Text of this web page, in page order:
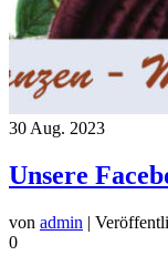
30 Aug. 2023
Unsere
von admin |
0